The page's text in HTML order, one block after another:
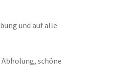
und auf alle
schöne